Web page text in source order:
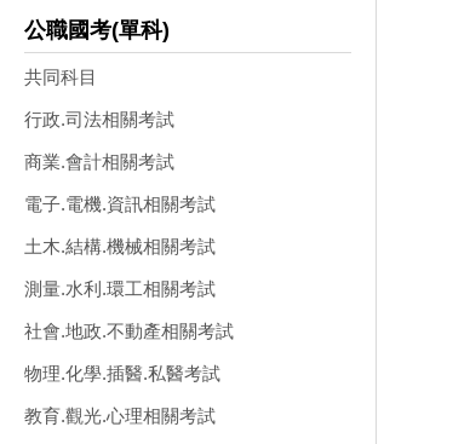
公職國考(單科)
共同科目
行政.司法相關考試
商業.會計相關考試
電子.電機.資訊相關考試
土木.結構.機械相關考試
測量.水利.環工相關考試
社會.地政.不動產相關考試
物理.化學.插醫.私醫考試
教育.觀光.心理相關考試